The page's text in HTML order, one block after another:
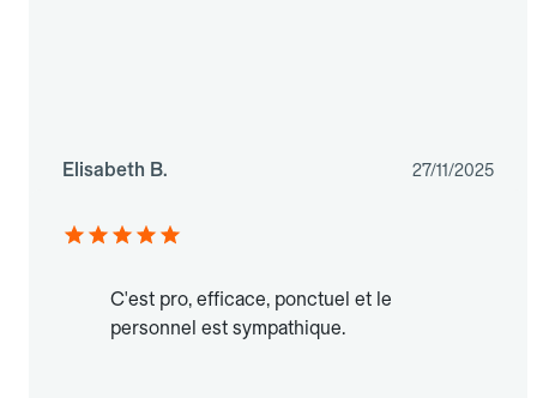
Elisabeth B. 27/11/2025
C'est pro, efficace, ponctuel et le
personnel est sympathique.